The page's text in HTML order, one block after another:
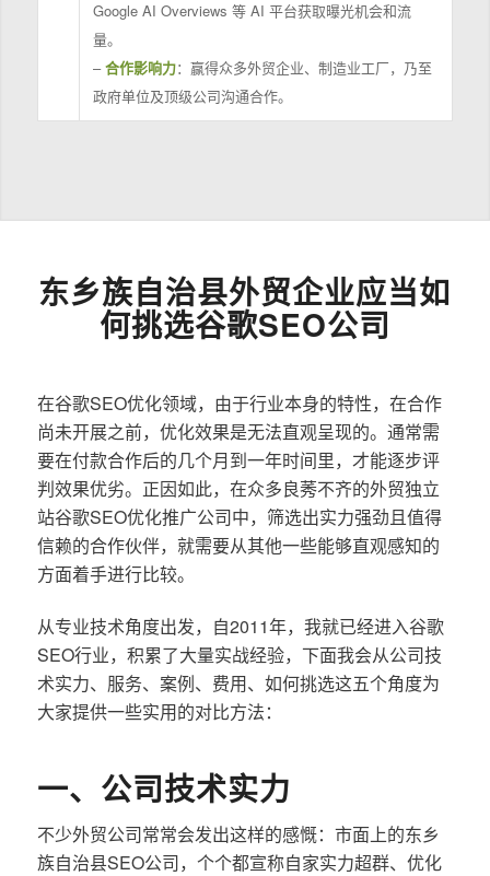
Google AI Overviews 等 AI 平台获取曝光机会和流
量。
–合作影响力：赢得众多外贸企业、制造业工厂，乃至
政府单位及顶级公司沟通合作。
东乡族自治县外贸企业应当如
何挑选谷歌SEO公司
在谷歌SEO优化领域，由于行业本身的特性，在合作
尚未开展之前，优化效果是无法直观呈现的。通常需
要在付款合作后的几个月到一年时间里，才能逐步评
判效果优劣。正因如此，在众多良莠不齐的外贸独立
站谷歌SEO优化推广公司中，筛选出实力强劲且值得
信赖的合作伙伴，就需要从其他一些能够直观感知的
方面着手进行比较。
从专业技术角度出发，自2011年，我就已经进入谷歌
SEO行业，积累了大量实战经验，下面我会从公司技
术实力、服务、案例、费用、如何挑选这五个角度为
大家提供一些实用的对比方法：
一、公司技术实力
不少外贸公司常常会发出这样的感慨：市面上的东乡
族自治县SEO公司，个个都宣称自家实力超群、优化